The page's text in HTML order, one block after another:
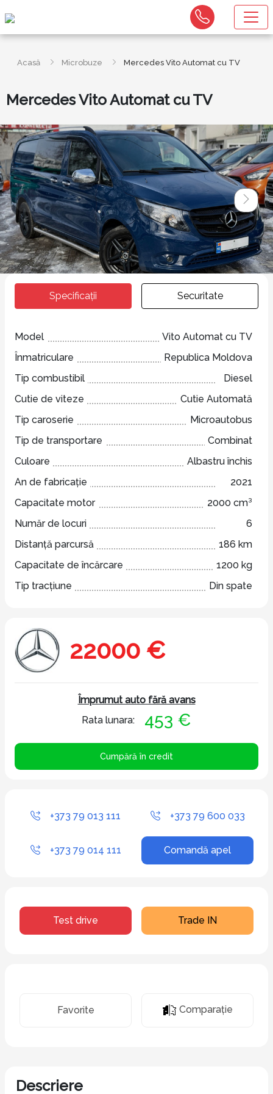
Acasă Microbuze Mercedes Vito Automat cu TV
Mercedes Vito Automat cu TV
Specificații Securitate
Model
Vito Automat cu TV
Înmatriculare
Republica Moldova
Tip combustibil
Diesel
Cutie de viteze
Cutie Automată
Tip caroserie
Microautobus
Tip de transportare
Combinat
Culoare
Albastru închis
An de fabricație
2021
Capacitate motor
2000 cm³
Număr de locuri
6
Distanță parcursă
186 km
Capacitate de încărcare
1200 kg
Tip tracțiune
Din spate
22000 €
Împrumut auto fără avans
Rata lunara:
453 €
Cumpără în credit
+373 79 013 111 +373 79 600 033
+373 79 014 111 Comandă apel
Test drive Trade IN
Favorite Comparaţie
Descriere